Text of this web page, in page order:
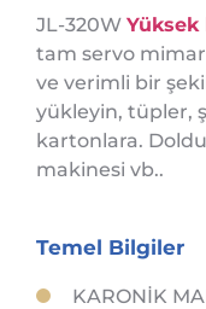
JL-320W Yüksek
tam servo
ve verimli bir
yükleyin, tüpler,
kartonlara.
makinesi vb..
Temel Bilgiler
KARONİK